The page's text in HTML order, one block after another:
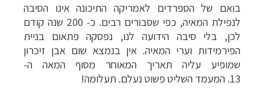
בואם של הספרדים לאמריקה התיכונה אינו הסיבה
לנפילת המאיה, כפי שסבורים רבים. כ- 200 שנה קודם
לכן, בלי סיבה הידועה לנו, נפסקה פתאום בניית
הפירמידות וערי המאיה. אין בנמצא שום אבן זיכרון
שמופיע עליה תאריך המאוחר מסוף המאה ה-
13. המעמד השליט פשוט נעלם. תעלומה!